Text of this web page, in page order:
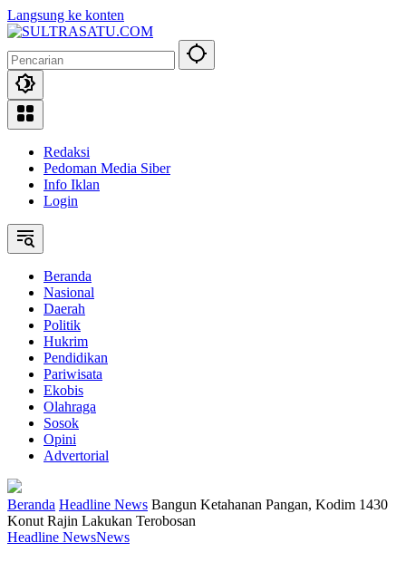
Langsung ke konten
Redaksi
Pedoman Media Siber
Info Iklan
Login
Beranda
Nasional
Daerah
Politik
Hukrim
Pendidikan
Pariwisata
Ekobis
Olahraga
Sosok
Opini
Advertorial
Beranda Headline News Bangun Ketahanan Pangan, Kodim 1430
Konut Rajin Lakukan Terobosan
Headline NewsNews